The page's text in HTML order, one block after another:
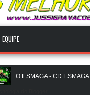
EQUIPE
O ESMAGA - CD ESMAGA